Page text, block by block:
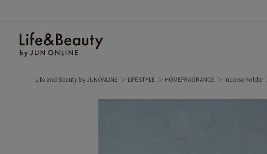
Life and Beauty by JUNONLINE LIFESTYLE HOMEFRAGRANCE Incense holder